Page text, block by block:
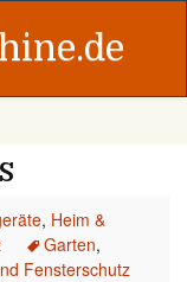
, Heim &
Garten,
Fensterschutz